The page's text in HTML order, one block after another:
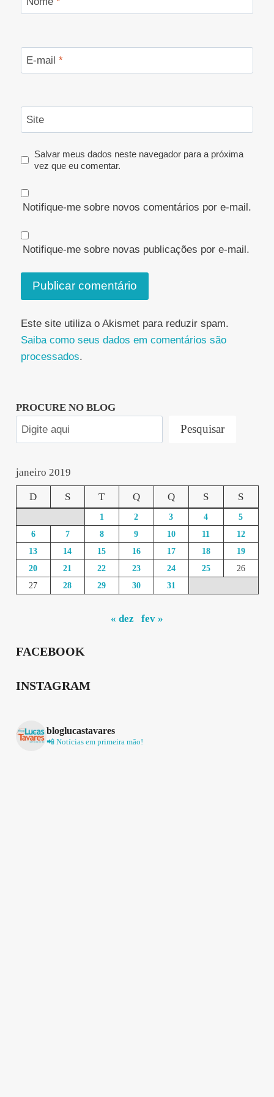
E-mail *
Site
Salvar meus dados neste navegador para a próxima
vez que eu comentar.
Notifique-me sobre novos comentários por e-mail.
Notifique-me sobre novas publicações por e-mail.
Este site utiliza o Akismet para reduzir spam.
Saiba como seus dados em comentários são
processados.
PROCURE NO BLOG
Pesquisar
janeiro 2019
D S T Q Q S S
1 2 3 4
5
6
7 8 9 10 11
12
13
14 15 16 17 18
19
20
21 22 23 24 25
26
27
28 29 30 31
« dez fev »
FACEBOOK
INSTAGRAM
bloglucastavares
📲 Notícias em primeira mão!